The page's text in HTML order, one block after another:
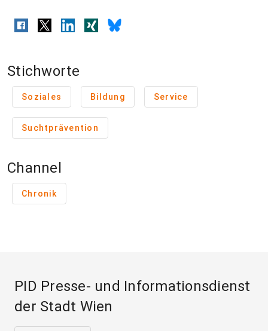
Stichworte
Soziales Bildung Service
Suchtprävention
Channel
Chronik
PID Presse- und Informationsdienst
der Stadt Wien